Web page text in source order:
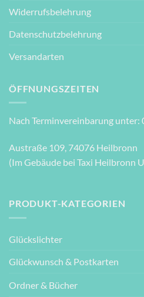
Widerrufsbelehrung
Datenschutzbelehrung
Versandarten
ÖFFNUNGSZEITEN
Nach Terminvereinbarung
Austraße 109, 74076 Heilbronn
(Im Gebäude bei Taxi Heilbronn
PRODUKT-KATEGORIEN
Glückslichter
Glückwunsch & Postkarten
Ordner & Bücher